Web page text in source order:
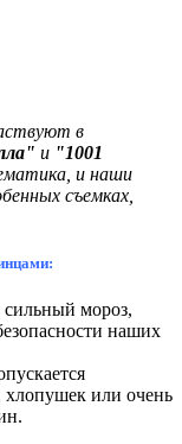
в
и "1001
и наши
съемках,
мороз,
наших
хлопушек или очень